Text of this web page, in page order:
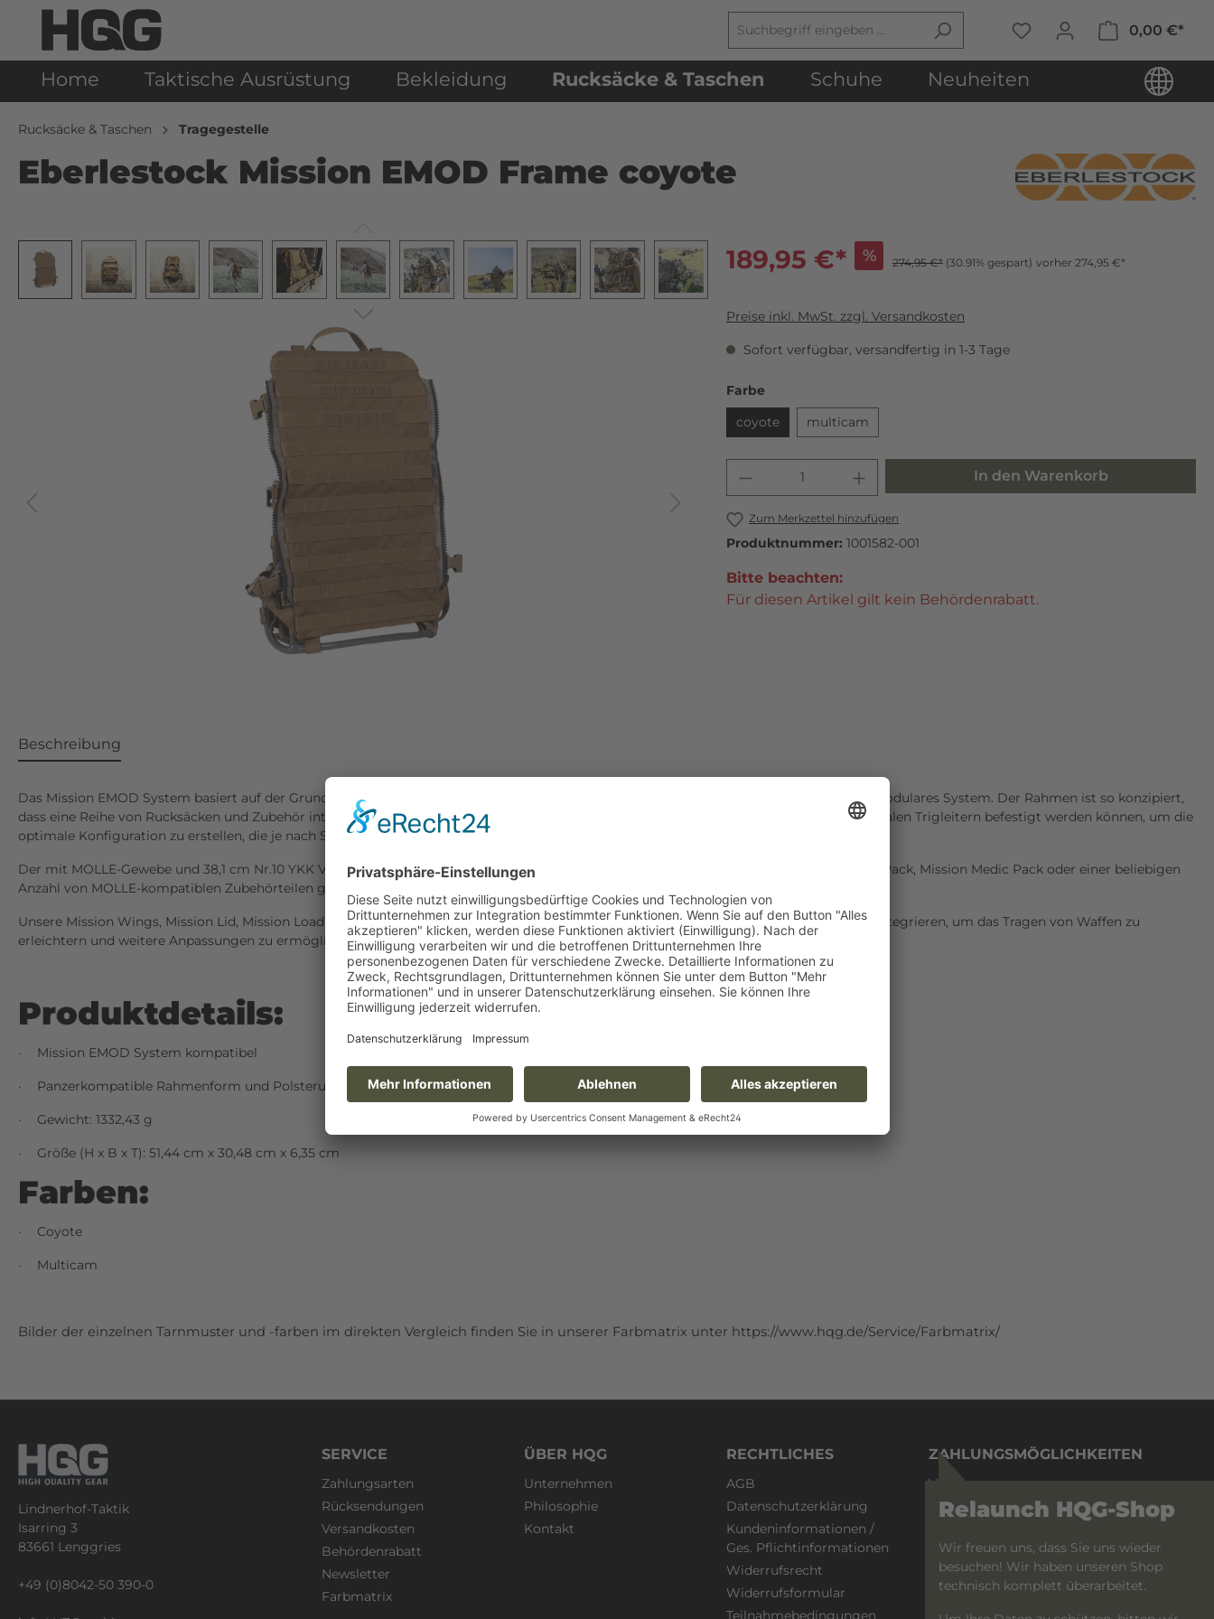
Relaunch HQG-Shop
Wir freuen uns, dass Sie uns wieder
besuchen! Wir haben unseren Shop
technisch komplett überarbeitet.
0,00 €*
Home Taktische Ausrüstung Bekleidung Rucksäcke & Taschen Schuhe Neuheiten
Rucksäcke & Taschen Tragegestelle
Eberlestock Mission EMOD Frame coyote
189,95 €* % 274,95 €* (30.91% gespart) vorher 274,95 €*
Preise inkl. MwSt. zzgl. Versandkosten
Sofort verfügbar, versandfertig in 1-3 Tage
Farbe
coyote
multicam
In den Warenkorb
Zum Merkzettel hinzufügen
Produktnummer: 1001582-001
Bitte beachten:
Für diesen Artikel gilt kein Behördenrabatt.
Beschreibung
Das Mission EMOD System basiert auf der Grundlage des Mission Frame. Es bietet eine robuste, vielseitige und kompakte Basis für ein modulares System. Der Rahmen ist so konzipiert,
dass eine Reihe von Rucksäcken und Zubehör integriert werden kann, die mit einer Kombination aus Reißverschlüssen, Schnallen oder ovalen Trigleitern befestigt werden können, um die
optimale Konfiguration zu erstellen, die je nach Situation oder persönlicher Vorliebe schnell vergrößert oder verkleinert werden kann.
Der mit MOLLE-Gewebe und 38,1 cm Nr.10 YKK Vislon-Reißverschlüssen ausgestattete Mission Frame kann mit unserem Mission Assault Pack, Mission Medic Pack oder einer beliebigen
Anzahl von MOLLE-kompatiblen Zubehörteilen gekoppelt werden, um mehr Stauraum oder eine bessere Unterteilung zu ermöglichen.
Unsere Mission Wings, Mission Lid, Mission Load Panel, Tactical Scabbard und Rip-Away Medical Pouches lassen sich alle in das System integrieren, um das Tragen von Waffen zu
erleichtern und weitere Anpassungen zu ermöglichen.
Produktdetails:
· Mission EMOD System kompatibel
· Panzerkompatible Rahmenform und Polsterung
· Gewicht: 1332,43 g
· Größe (H x B x T): 51,44 cm x 30,48 cm x 6,35 cm
Farben:
· Coyote
· Multicam
Bilder der einzelnen Tarnmuster und -farben im direkten Vergleich finden Sie in unserer Farbmatrix unter https://www.hqg.de/Service/Farbmatrix/
Lindnerhof-Taktik
Isarring 3
83661 Lenggries
+49 (0)8042-50 390-0
SERVICE
Zahlungsarten
Rücksendungen
Versandkosten
Behördenrabatt
Newsletter
Farbmatrix
ÜBER HQG
Unternehmen
Philosophie
Kontakt
RECHTLICHES
AGB
Datenschutzerklärung
Kundeninformationen /
Ges. Pflichtinformationen
Widerrufsrecht
Widerrufsformular
ZAHLUNGSMÖGLICHKEITEN
Vorkasse
PayPal